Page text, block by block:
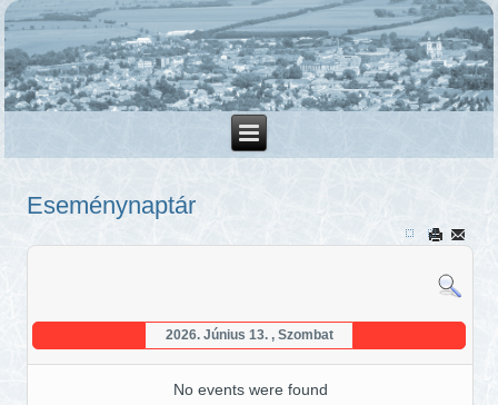
Eseménynaptár
2026. Június 13. , Szombat
No events were found